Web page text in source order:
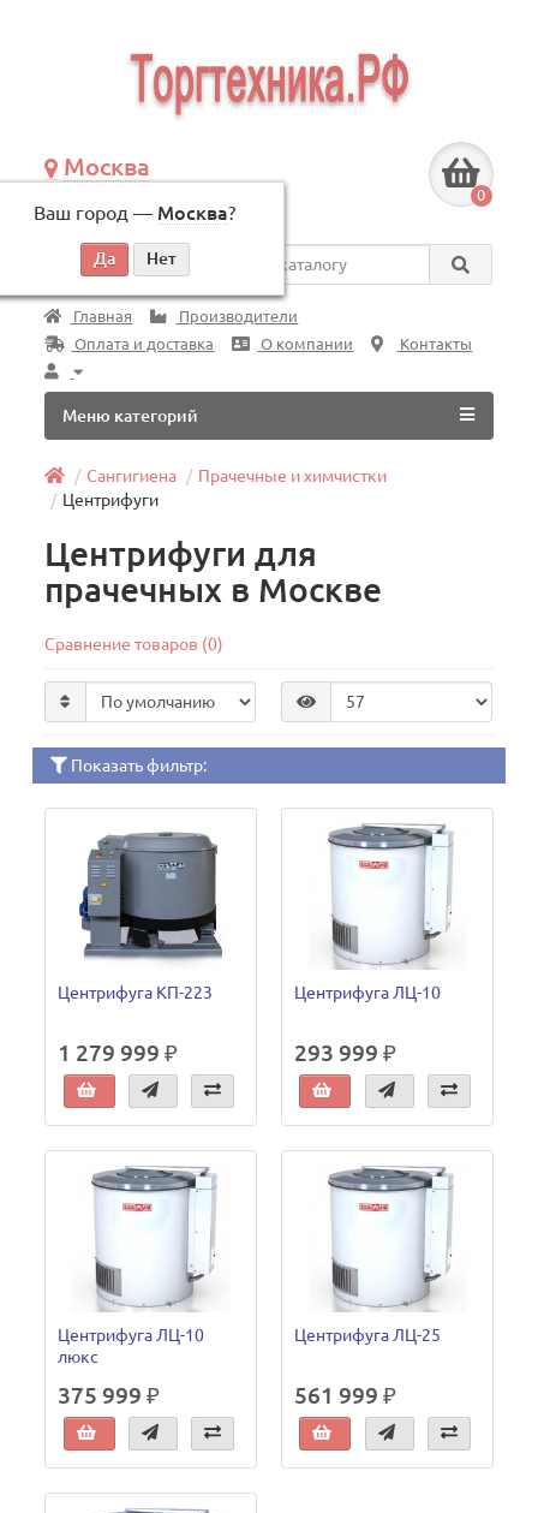
Москва
Ваш город — Москва?
по будням, с 09:00 до 18:00
0
Везде
Главная
Производители
Оплата и доставка
О компании Контакты
Меню категорий
Сангигиена
Прачечные и химчистки
Центрифуги
Центрифуги для
прачечных в Москве
Сравнение товаров (0)
Показать фильтр:
Центрифуга КП-223
1 279 999 ₽
Центрифуга ЛЦ-10
293 999 ₽
Центрифуга ЛЦ-10
люкс
375 999 ₽
Центрифуга ЛЦ-25
561 999 ₽